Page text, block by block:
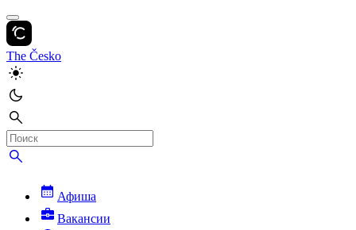
The Česko
Афиша
Вакансии